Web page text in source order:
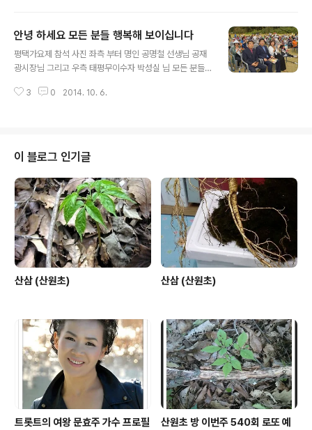
고삼사진 황기사진
안녕 하세요 모든 분들 행복해 보이십니다
평택가요제 참석 사진 좌측 부터 명인 공명철 선생님 공재
광시장님 그리고 우측 태평무이수자 박성실 님 모든 분들
3 0 2014. 10. 6.
이 블로그 인기글
산삼 (산원초) 산삼 (산원초)
트롯트의 여왕 문효주 가수 프로필
산원초 방 이번주 540회 로또 예